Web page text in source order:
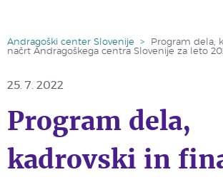
Andragoški center Slovenije >
Program dela,
načrt Andragoškega centra Slovenije za leto
25. 7. 2022
Program dela,
kadrovski in